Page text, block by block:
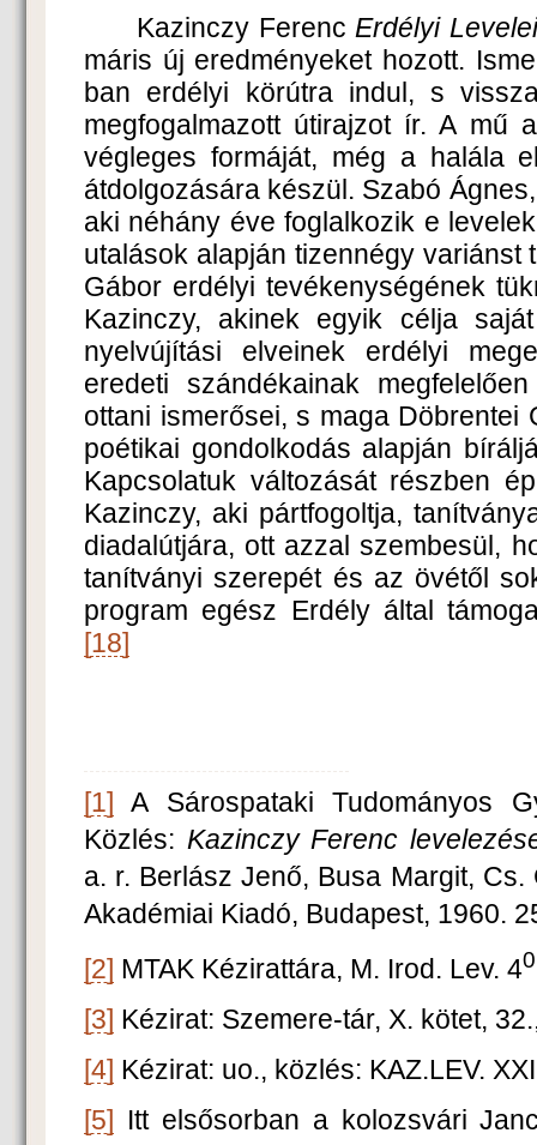
Kazinczy FerencErdélyi
máris új eredményeket hozott.
ban erdélyi körútra indul, s
megfogalmazott útirajzot ír. A mű
végleges formáját, még a halála
átdolgozására készül. Szabó
aki néhány éve foglalkozik e
utalások alapján tizennégy variánst
Gábor erdélyi tevékenységének
Kazinczy, akinek egyik célja
nyelvújítási elveinek erdélyi
eredeti szándékainak
ottani ismerősei, s maga Döbrentei
poétikai gondolkodás alapján
Kapcsolatuk változását részben
Kazinczy, aki pártfogoltja,
diadalútjára, ott azzal szembesül,
tanítványi szerepét és az övétől
program egész Erdély által
[18]
[1] A Sárospataki Tudományos
Közlés: Kazinczy Ferenc
a. r. Berlász Jenő, Busa Margit,
Akadémiai Kiadó, Budapest, 1960.
[2] MTAK Kézirattára, M. Irod. Lev. 40
[3] Kézirat: Szemere-tár, X. kötet,
[4] Kézirat: uo., közlés: KAZ.LEV.
[5] Itt elsősorban a kolozsvári